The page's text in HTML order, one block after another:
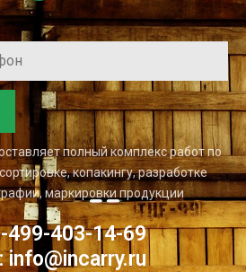
полный комплекс работ по
копакингу, разработке
маркировки продукции
499-403-14-69
info@incarry.ru